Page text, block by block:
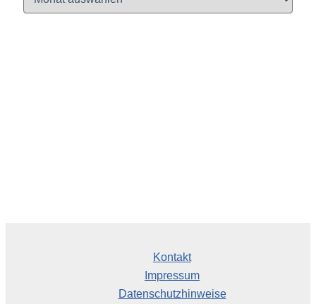
Kontakt
Impressum
Datenschutzhinweise